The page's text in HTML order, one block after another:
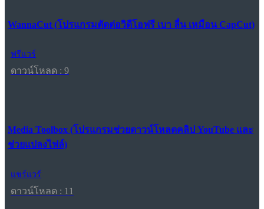
WannaCut (โปรแกรมตัดต่อวิดีโอฟรี เบา ลื่น เหมือน CapCut)
ฟรีแวร์
ดาวน์โหลด : 9
Media Toolbox (โปรแกรมช่วยดาวน์โหลดคลิป YouTube และ
ช่วยแปลงไฟล์)
แชร์แวร์
ดาวน์โหลด : 11